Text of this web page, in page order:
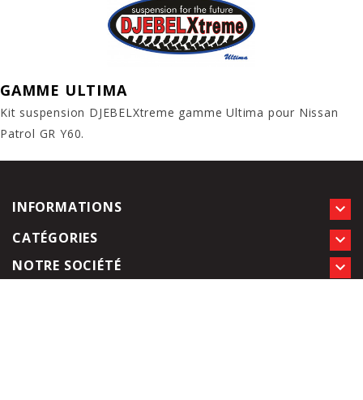
GAMME ULTIMA
Kit suspension DJEBELXtreme gamme Ultima pour Nissan
Patrol GR Y60.
INFORMATIONS 
CATÉGORIES 
NOTRE SOCIÉTÉ 